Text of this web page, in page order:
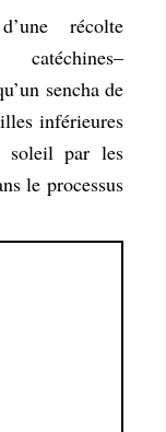
récolte
–
sencha de
inférieures
soleil par les
le processus